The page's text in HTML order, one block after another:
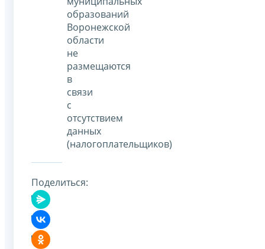
образований
Воронежской
области
не
размещаются
в
связи
с
отсутствием
данных
(налогоплательщиков)
Поделиться: